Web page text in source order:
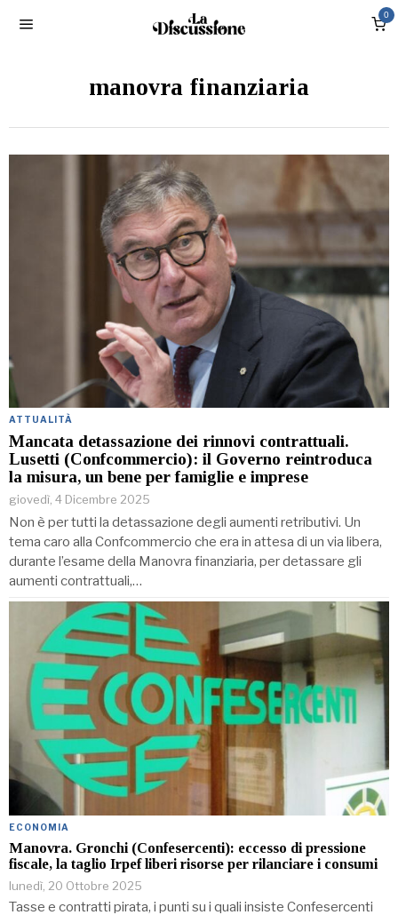
0
manovra finanziaria
ATTUALITÀ
Mancata detassazione dei rinnovi contrattuali.
Lusetti (Confcommercio): il Governo reintroduca
la misura, un bene per famiglie e imprese
giovedì, 4 Dicembre 2025
Non è per tutti la detassazione degli aumenti retributivi. Un
tema caro alla Confcommercio che era in attesa di un via libera,
durante l’esame della Manovra finanziaria, per detassare gli
aumenti contrattuali,…
ECONOMIA
Manovra. Gronchi (Confesercenti): eccesso di pressione
fiscale, la taglio Irpef liberi risorse per rilanciare i consumi
lunedì, 20 Ottobre 2025
Tasse e contratti pirata, i punti su i quali insiste Confesercenti